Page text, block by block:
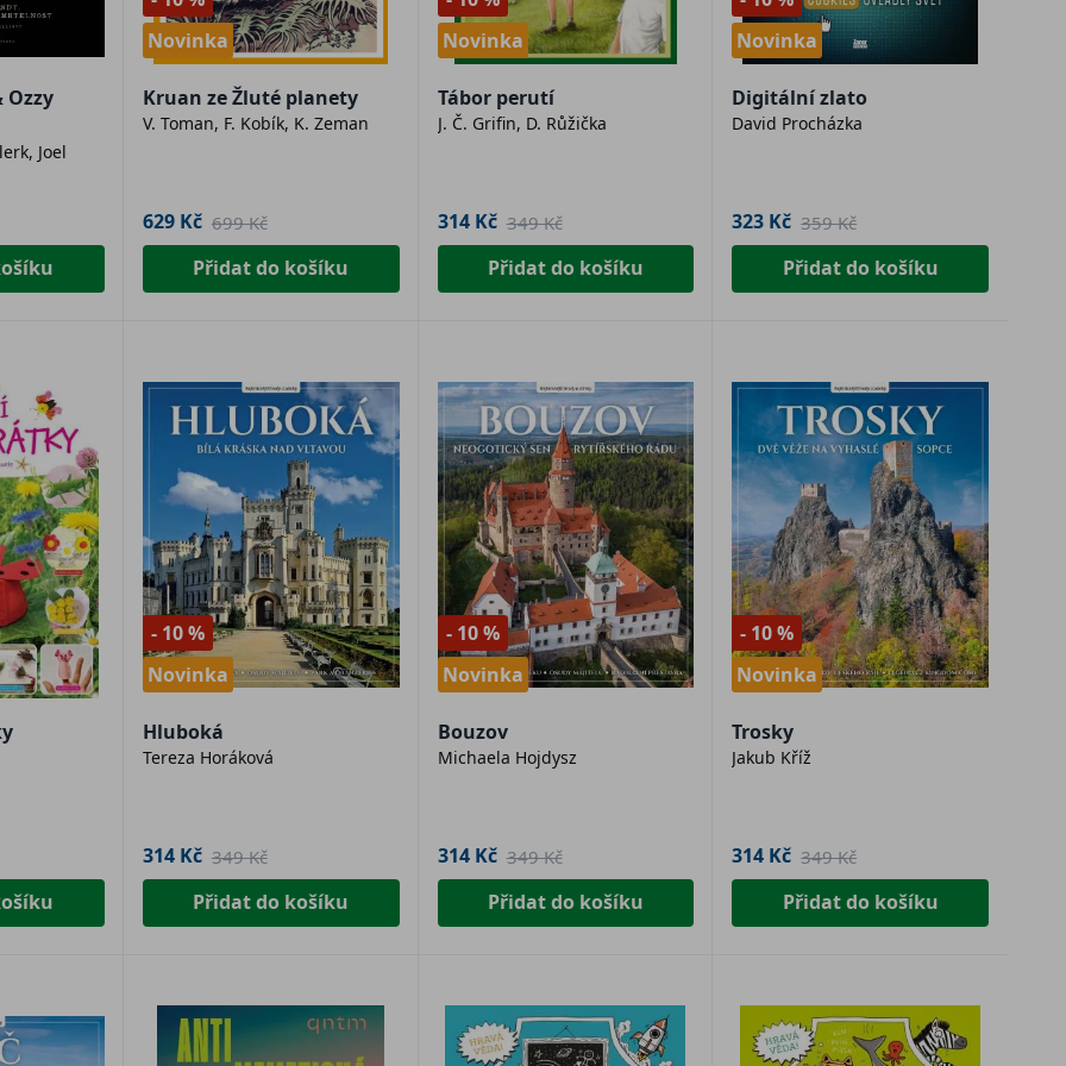
Ozzy
Joel
Novinka
Kruan ze Žluté planety
V. Toman, F. Kobík, K. Zeman
629 Kč 699 Kč
Přidat do košíku
Novinka
Tábor perutí
J. Č. Grifin, D. Růžička
314 Kč 349 Kč
Přidat do košíku
Novinka
Digitální zlato
David Procházka
323 Kč 359 Kč
Přidat do košíku
- 10 %
Novinka
Hluboká
Tereza Horáková
314 Kč 349 Kč
Přidat do košíku
- 10 %
Novinka
Bouzov
Michaela Hojdysz
314 Kč 349 Kč
Přidat do košíku
- 10 %
Novinka
Trosky
Jakub Kříž
314 Kč 349 Kč
Přidat do košíku